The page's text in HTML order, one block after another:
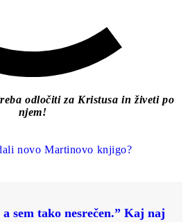
odločiti za Kristusa in živeti po
njem!
novo Martinovo knjigo?
sem tako nesrečen.” Kaj naj